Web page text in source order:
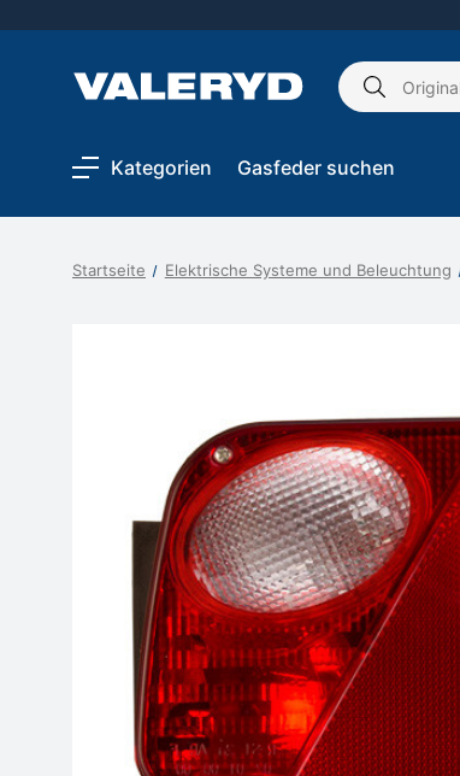
Schlagwort
Kategorien Gasfeder suchen
Startseite Elektrische Systeme und Beleuchtung